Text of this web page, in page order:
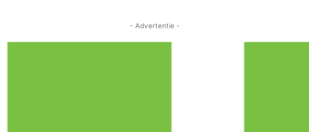
- Advertentie -